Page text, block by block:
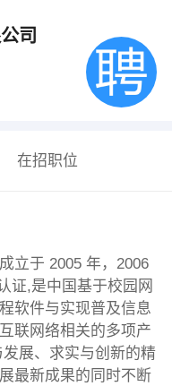
司
在招职位
立于 2005 年，2006
证,是中国基于校园网
软件与实现普及信息
联网络相关的多项产
展、求实与创新的精
最新成果的同时不断